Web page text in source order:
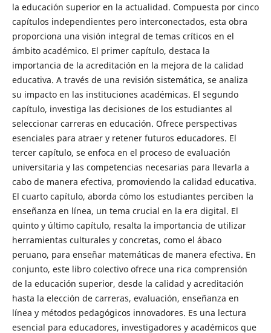
la educación superior en la actualidad. Compuesta por cinco
capítulos independientes pero interconectados, esta obra
proporciona una visión integral de temas críticos en el
ámbito académico. El primer capítulo, destaca la
importancia de la acreditación en la mejora de la calidad
educativa. A través de una revisión sistemática, se analiza
su impacto en las instituciones académicas. El segundo
capítulo, investiga las decisiones de los estudiantes al
seleccionar carreras en educación. Ofrece perspectivas
esenciales para atraer y retener futuros educadores. El
tercer capítulo, se enfoca en el proceso de evaluación
universitaria y las competencias necesarias para llevarla a
cabo de manera efectiva, promoviendo la calidad educativa.
El cuarto capítulo, aborda cómo los estudiantes perciben la
enseñanza en línea, un tema crucial en la era digital. El
quinto y último capítulo, resalta la importancia de utilizar
herramientas culturales y concretas, como el ábaco
peruano, para enseñar matemáticas de manera efectiva. En
conjunto, este libro colectivo ofrece una rica comprensión
de la educación superior, desde la calidad y acreditación
hasta la elección de carreras, evaluación, enseñanza en
línea y métodos pedagógicos innovadores. Es una lectura
esencial para educadores, investigadores y académicos que